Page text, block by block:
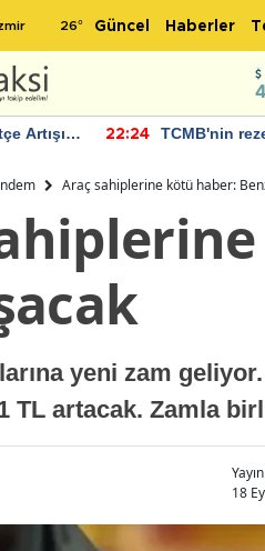
26° Güncel Haberler
Artışı
22:24
TCMB'nin
Araç sahiplerine kötü haber:
yeni zam
TL artacak. Zamla
18